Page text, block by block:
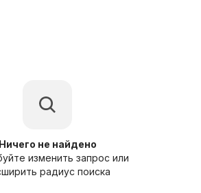
Ничего не найдено
изменить запрос или
радиус поиска